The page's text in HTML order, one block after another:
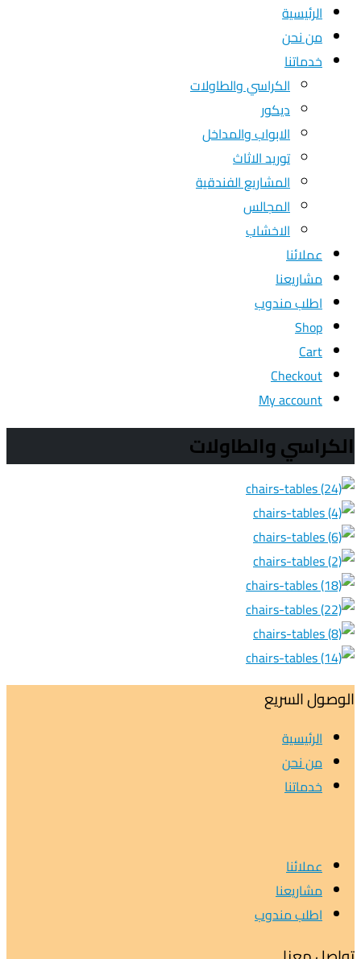
الرئيسية
من نحن
خدماتنا
الكراسي والطاولات
ديكور
الابواب والمداخل
توريد الاثاث
المشاريع الفندقية
المجالس
الاخشاب
عملائنا
مشاريعنا
اطلب مندوب
Shop
Cart
Checkout
My account
الكراسي والطاولات
الوصول السريع
الرئيسية
من نحن
خدماتنا
عملائنا
مشاريعنا
اطلب مندوب